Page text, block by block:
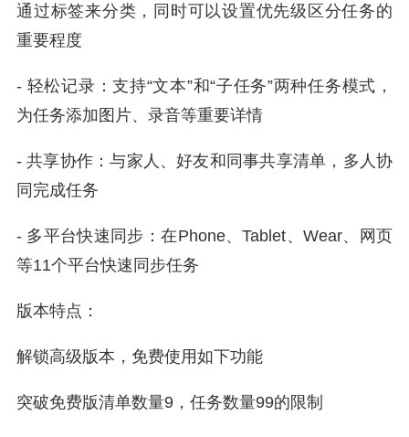
通过标签来分类，同时可以设置优先级区分任务的
重要程度
- 轻松记录：支持“文本”和“子任务”两种任务模式，
为任务添加图片、录音等重要详情
- 共享协作：与家人、好友和同事共享清单，多人协
同完成任务
- 多平台快速同步：在Phone、Tablet、Wear、网页
等11个平台快速同步任务
版本特点：
解锁高级版本，免费使用如下功能
突破免费版清单数量9，任务数量99的限制